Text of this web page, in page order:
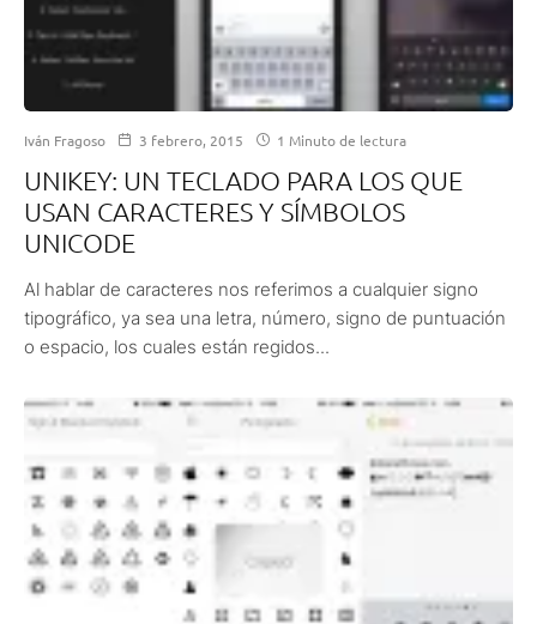
Iván Fragoso 3 febrero, 2015 1 Minuto de lectura
UNIKEY: UN TECLADO PARA LOS QUE
USAN CARACTERES Y SÍMBOLOS
UNICODE
Al hablar de caracteres nos referimos a cualquier signo
tipográfico, ya sea una letra, número, signo de puntuación
o espacio, los cuales están regidos...